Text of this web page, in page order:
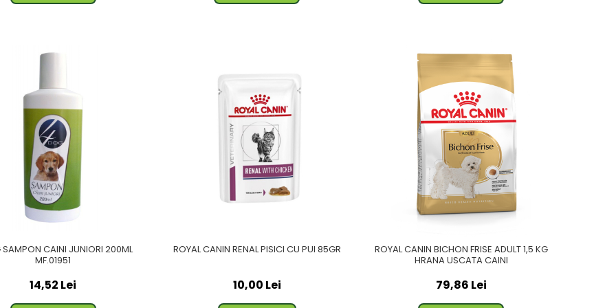
CAINI JUNIORI 200ML
MF.01951
14,52 Lei
ROYAL CANIN RENAL PISICI CU PUI 85GR
10,00 Lei
ROYAL CANIN BICHON FRISE ADULT 1,5 KG
HRANA USCATA CAINI
79,86 Lei